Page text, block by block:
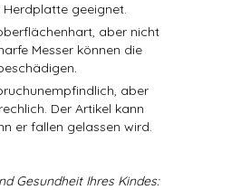
geeignet.
aber nicht
Messer können die
aber
Der Artikel kann
er fallen gelassen wird.
Gesundheit Ihres Kindes: